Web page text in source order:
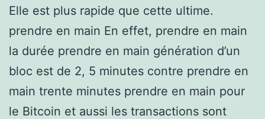
Elle est plus rapide que cette ultime.
prendre en main En effet, prendre en main
la durée prendre en main génération d’un
bloc est de 2, 5 minutes contre prendre en
main trente minutes prendre en main pour
le Bitcoin et aussi les transactions sont